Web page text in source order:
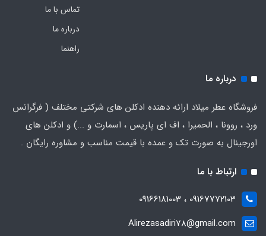
تماس با ما
درباره ما
راهنما
درباره ما
فروشگاه عطر میلاد ارائه دهنده ادکلن های شرکتی مختلف ( فرگرانس
ورد ، روونا ، الحمیرا ، اف ای پاریس ، اسمارت و ...) و ادکلن های
اورجینال به صورت تک و عمده با قیمت مناسب و مشاوره رایگان .
ارتباط با ما
09167772103 ، 09166181003
Alirezasadiri78@gmail.com